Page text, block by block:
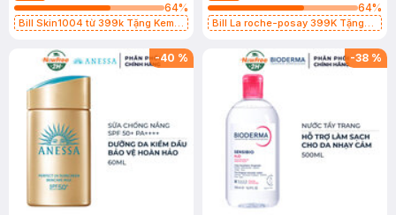
64%
Bill Skin1004 từ 399k Tặng Kem
SPF 50+ 20ml (SL Có Hạn)
64%
Bill La roche-posay 399K Tặng
(SL có hạn)
-40 % -38 %